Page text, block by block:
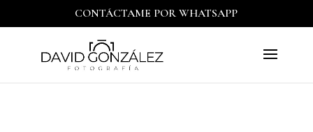
CONTÁCTAME POR WHATSAPP